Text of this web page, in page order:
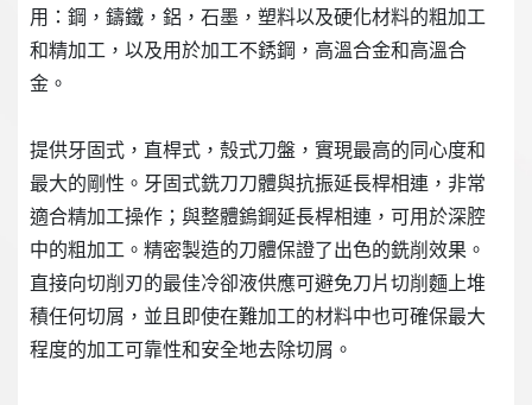
用：鋼，鑄鐵，鋁，石墨，塑料以及硬化材料的粗加工
和精加工，以及用於加工不銹鋼，高溫合金和高溫合
金。
提供牙固式，直桿式，殼式刀盤，實現最高的同心度和
最大的剛性。牙固式銑刀刀體與抗振延長桿相連，非常
適合精加工操作；與整體鎢鋼延長桿相連，可用於深腔
中的粗加工。精密製造的刀體保證了出色的銑削效果。
直接向切削刃的最佳冷卻液供應可避免刀片切削麵上堆
積任何切屑，並且即使在難加工的材料中也可確保最大
程度的加工可靠性和安全地去除切屑。